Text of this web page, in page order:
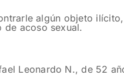
algún objeto
de acoso sexual.
Leonardo N., de 52